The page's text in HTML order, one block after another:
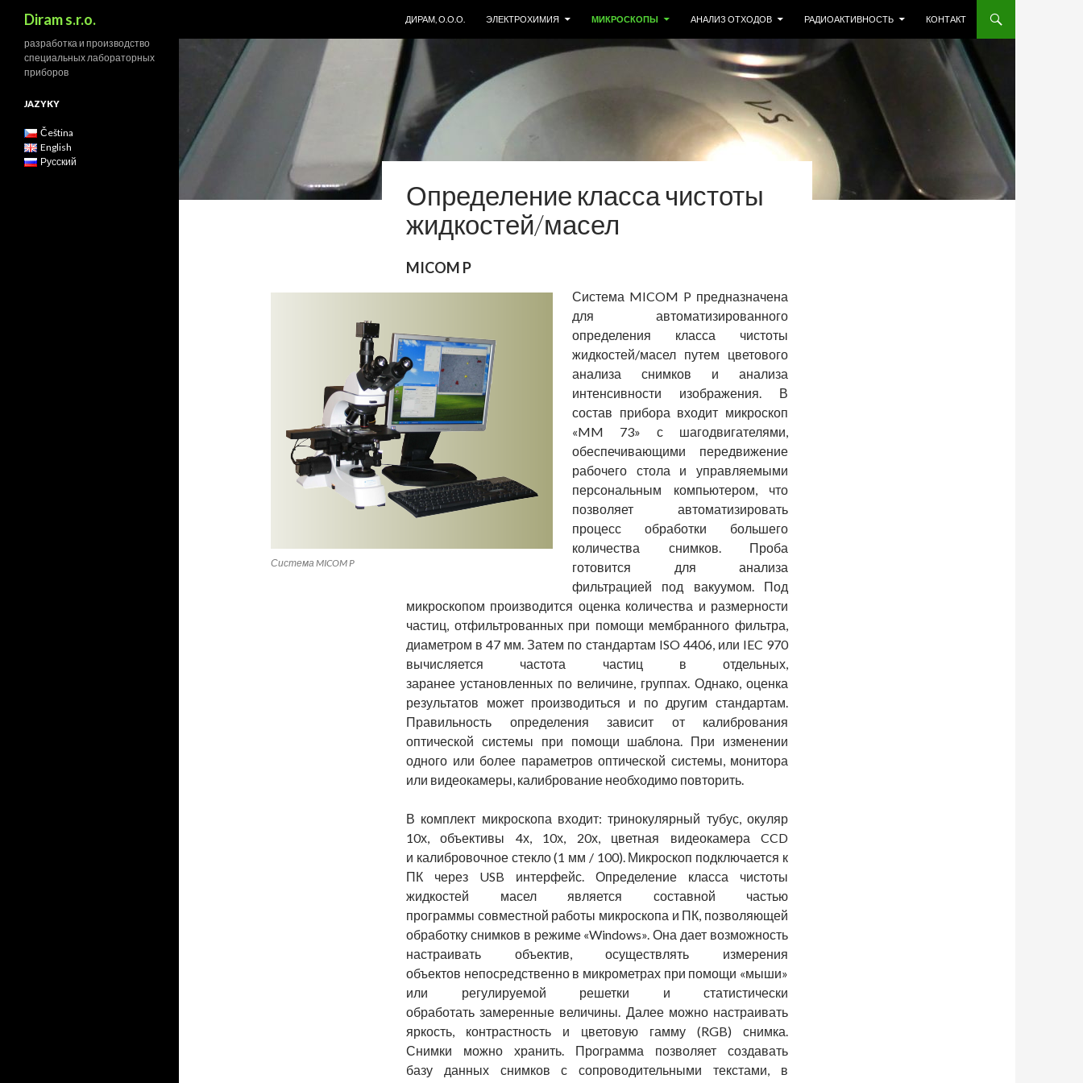
Diram s.r.o.
ДИРАМ, О.О.О.
ЭЛЕКТРОХИМИЯ МИКРОСКОПЫ АНАЛИЗ ОТХОДОВ РАДИОАКТИВНОСТЬ КОНТАКТ
Определение класса чистоты
жидкостей/масел
MICOM P
Система MICOM P
Система MICOM P предназначена
для автоматизированного
определения класса чистоты
жидкостей/масел путем цветового
анализа снимков и анализа
интенсивности изображения. В
состав прибора входит микроскоп
«MM 73» с шагодвигателями,
обеспечивающими передвижение
рабочего стола и управляемыми
персональным компьютером, что
позволяет автоматизировать
процесс обработки большего
количества снимков. Проба
готовится для анализа
фильтрацией под вакуумом. Под
микроскопом производится оценка количества и размерности
частиц, отфильтрованных при помощи мембранного фильтра,
диаметром в 47 мм. Затем по стандартам ISO 4406, или IEC 970
вычисляется частота частиц в отдельных,
заранее установленных по величине, группах. Однако, оценка
результатов может производиться и по другим стандартам.
Правильность определения зависит от калибрования
оптической системы при помощи шаблона. При изменении
одного или более параметров оптической системы, монитора
или видеокамеры, калибрование необходимо повторить.
В комплект микроскопа входит: тринокулярный тубус, окуляр
10х, объективы 4х, 10х, 20х, цветная видеокамера CCD
и калибровочное стекло (1 мм / 100). Микроскоп подключается к
ПК через USB интерфейс. Определение класса чистоты
жидкостей масел является составной частью
программы совместной работы микроскопа и ПК, позволяющей
обработку снимков в режиме «Windows». Она дает возможность
настраивать объектив, осуществлять измерения
объектов непосредственно в микрометрах при помощи «мыши»
или регулируемой решетки и статистически
обработать замеренные величины. Далее можно настраивать
яркость, контрастность и цветовую гамму (RGB) снимка.
Снимки можно хранить. Программа позволяет создавать
базу данных снимков с сопроводительными текстами, в
разработка и производство
специальных лабораторных
приборов
JAZYKY
Čeština
English
Русский